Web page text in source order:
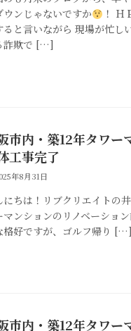
ウンじゃないですか
！
ると言いながら 現場が忙し
詐欺で […]
市内・築12年タワー
工事完了
年8月31日
にちは！リブクリエイトの
マンションのリノベーショ
格好ですが、ゴルフ帰り […]
市内・築12年タワー